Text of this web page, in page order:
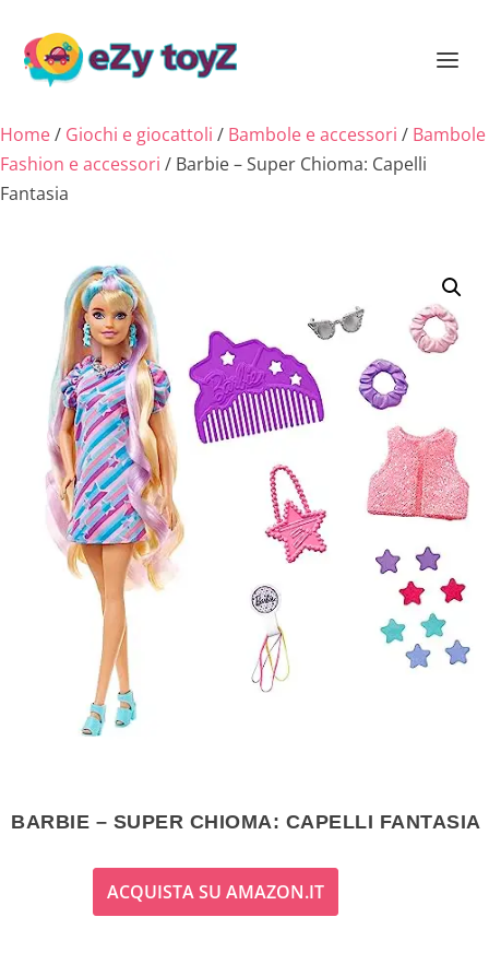
Home/ Giochi e giocattoli / Bambole e accessori / Bambole
Fashion e accessori / Barbie – Super Chioma: Capelli
Fantasia
BARBIE – SUPER CHIOMA: CAPELLI FANTASIA
ACQUISTA SU AMAZON.IT